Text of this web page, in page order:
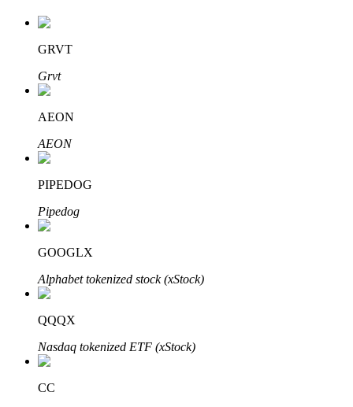
Obtenez des bénéfices à long terme et des intérêts flexibles
Apprenez le Staking
Découvrez comment gagner un revenu passif
Bitrue
GRVT
Grvt
AEON
AEON
PIPEDOG
Pipedog
GOOGLX
Alphabet tokenized stock (xStock)
QQQX
Nasdaq tokenized ETF (xStock)
CC